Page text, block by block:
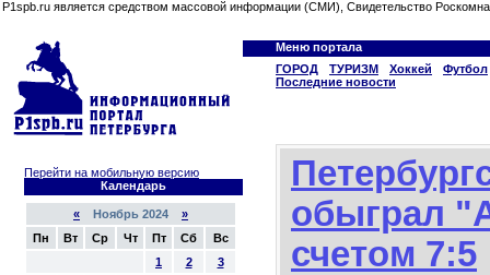
P1spb.ru является средством массовой информации (СМИ), Свидетельство
Меню портала
ГОРОД
ТУРИЗМ Хоккей
Футбол
Последние новости
Перейти на мобильную версию
Календарь
« Ноябрь 2024 »
Пн
Вт Ср Чт Пт Сб
Вс
1
2
3
обыграл
счетом 7:5